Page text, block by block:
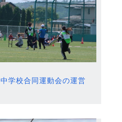
学校合同運動会の運営